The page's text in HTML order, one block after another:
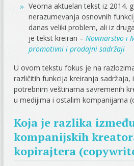
Veoma aktuelan tekst iz 2014.
nerazumevanja osnovnih
danas veliki problem, ali iz
je tekst kreiran –Novinarstvo i
promotivni i prodajni sadržaji
U ovom tekstu fokus je na
različitih funkcija kreiranja sadržaja,
potrebnim veštinama savremenih
u medijima i ostalim kompanijama
Koja je razlika
kompanijskih
kopirajtera